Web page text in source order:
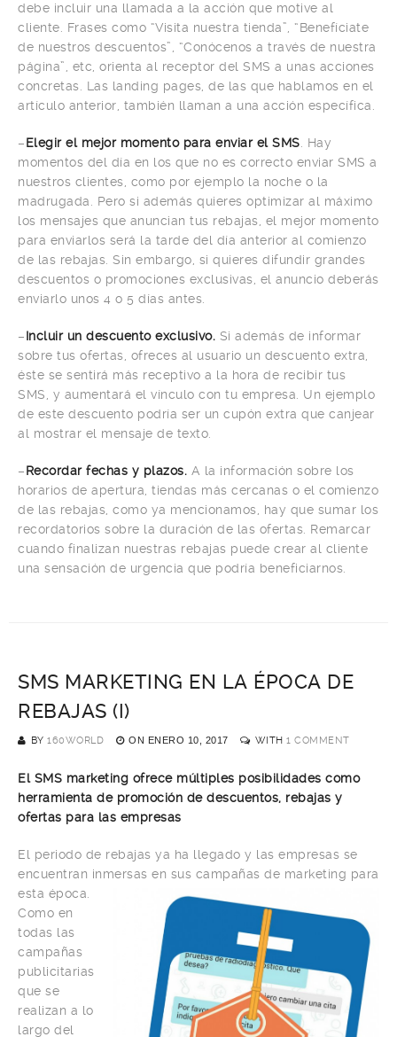
debe incluir una llamada a la acción que motive al
cliente. Frases como “Visita nuestra tienda”, “Benefíciate
de nuestros descuentos”, “Conócenos a través de nuestra
página”, etc, orienta al receptor del SMS a unas acciones
concretas. Las landing pages, de las que hablamos en el
artículo anterior, también llaman a una acción específica.
–Elegir el mejor momento para enviar el SMS. Hay
momentos del día en los que no es correcto enviar SMS a
nuestros clientes, como por ejemplo la noche o la
madrugada. Pero si además quieres optimizar al máximo
los mensajes que anuncian tus rebajas, el mejor momento
para enviarlos será la tarde del día anterior al comienzo
de las rebajas. Sin embargo, si quieres difundir grandes
descuentos o promociones exclusivas, el anuncio deberás
enviarlo unos 4 o 5 días antes.
–Incluir un descuento exclusivo. Si además de informar
sobre tus ofertas, ofreces al usuario un descuento extra,
éste se sentirá más receptivo a la hora de recibir tus
SMS, y aumentará el vínculo con tu empresa. Un ejemplo
de este descuento podría ser un cupón extra que canjear
al mostrar el mensaje de texto.
–Recordar fechas y plazos. A la información sobre los
horarios de apertura, tiendas más cercanas o el comienzo
de las rebajas, como ya mencionamos, hay que sumar los
recordatorios sobre la duración de las ofertas. Remarcar
cuando finalizan nuestras rebajas puede crear al cliente
una sensación de urgencia que podría beneficiarnos.
SMS MARKETING EN LA ÉPOCA DE
REBAJAS (I)
BY 160WORLD ON ENERO 10, 2017 WITH 1 COMMENT
El SMS marketing ofrece múltiples posibilidades como
herramienta de promoción de descuentos, rebajas y
ofertas para las empresas
El periodo de rebajas ya ha llegado y las empresas se
encuentran inmersas en sus campañas de marketing para
esta época.
Como en
todas las
campañas
publicitarias
que se
realizan a lo
largo del